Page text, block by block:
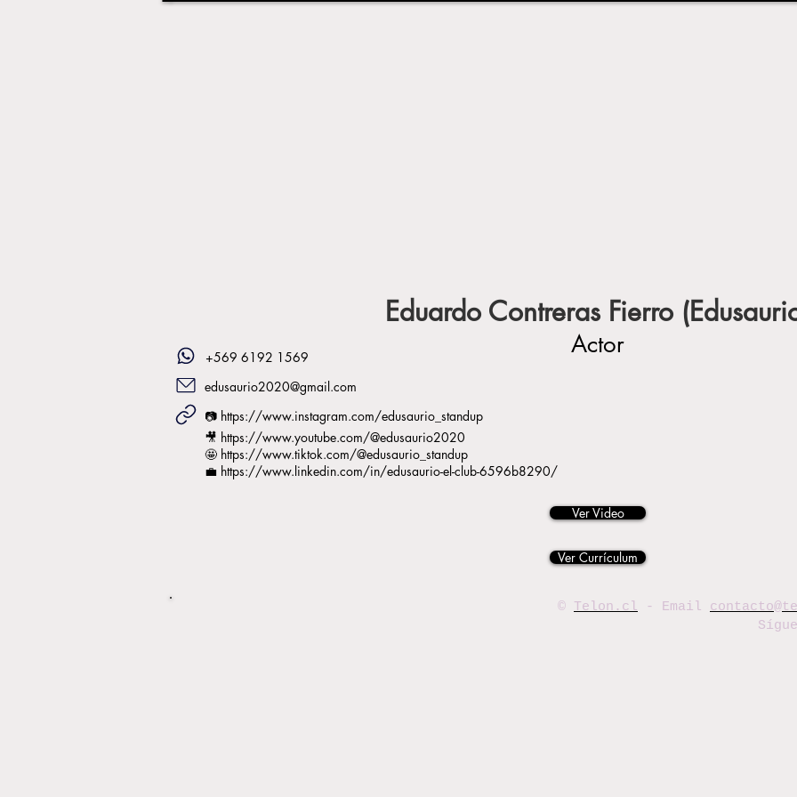
Eduardo Contreras Fierro
Actor
+569 6192 1569
edusaurio2020@gmail.com
📷 https://www.instagram.com/edusaurio_standup
🎥 https://www.youtube.com/@edusaurio2020
🤩 https://www.tiktok.com/@edusaurio_standup
💼 https://www.linkedin.com/in/edusaurio-el-club-6596b8290/
Ver Video
Ver Currículum
© Telon.cl - Email